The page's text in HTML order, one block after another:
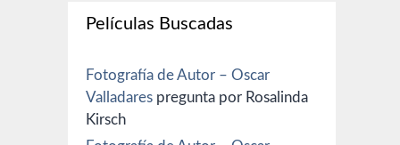
Películas Buscadas
Fotografía de Autor – Oscar
Valladares pregunta por Rosalinda
Kirsch